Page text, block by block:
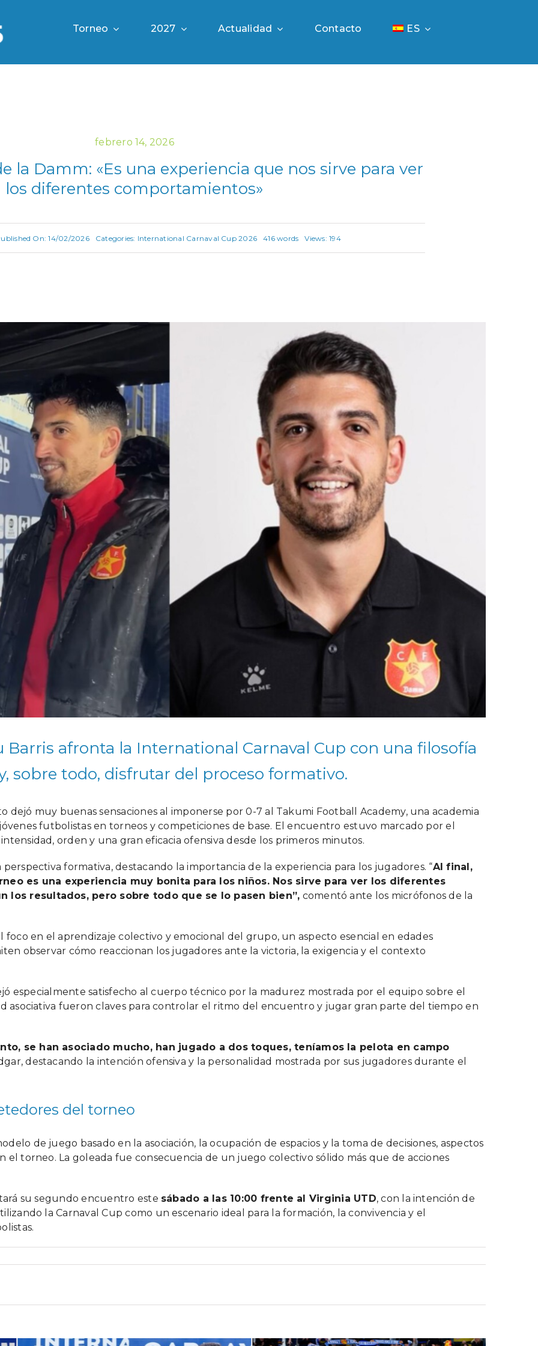
Torneo 2027 Actualidad Contacto ES
febrero 14, 2026
la Damm: «Es una experiencia que nos sirve para ver
los diferentes comportamientos»
On: 14/02/2026 Categories: International Carnaval Cup 2026 416 words Views: 194
afronta la International Carnaval Cup con una filosofía
sobre todo, disfrutar del proceso formativo.
dejó muy buenas sensaciones al imponerse por 0-7 al Takumi Football Academy, una academia
futbolistas en torneos y competiciones de base. El encuentro estuvo marcado por el
orden y una gran eficacia ofensiva desde los primeros minutos.
formativa, destacando la importancia de la experiencia para los jugadores. “Al final,
es una experiencia muy bonita para los niños. Nos sirve para ver los diferentes
los resultados, pero sobre todo que se lo pasen bien”, comentó ante los micrófonos de la
en el aprendizaje colectivo y emocional del grupo, un aspecto esencial en edades
observar cómo reaccionan los jugadores ante la victoria, la exigencia y el contexto
especialmente satisfecho al cuerpo técnico por la madurez mostrada por el equipo sobre el
asociativa fueron claves para controlar el ritmo del encuentro y jugar gran parte del tiempo en
se han asociado mucho, han jugado a dos toques, teníamos la pelota en campo
destacando la intención ofensiva y la personalidad mostrada por sus jugadores durante el
del torneo
de juego basado en la asociación, la ocupación de espacios y la toma de decisiones, aspectos
torneo. La goleada fue consecuencia de un juego colectivo sólido más que de acciones
su segundo encuentro este sábado a las 10:00 frente al Virginia UTD, con la intención de
la Carnaval Cup como un escenario ideal para la formación, la convivencia y el